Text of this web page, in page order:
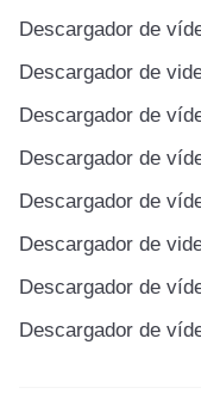
Descargador de
Descargador de
Descargador de
Descargador de
Descargador de
Descargador de
Descargador de
Descargador de